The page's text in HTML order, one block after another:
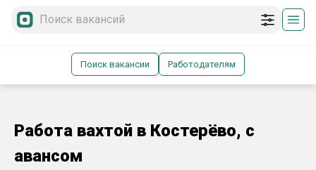
Поиск вакансии Работодателям
Работа вахтой в Костерёво, с
авансом